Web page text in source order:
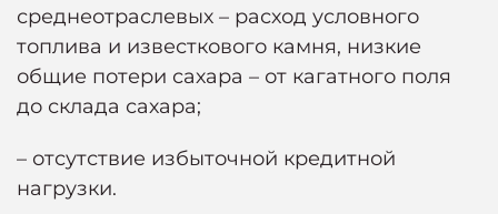
среднеотраслевых – расход условного
топлива и известкового камня, низкие
общие потери сахара – от кагатного поля
до склада сахара;
– отсутствие избыточной кредитной
нагрузки.